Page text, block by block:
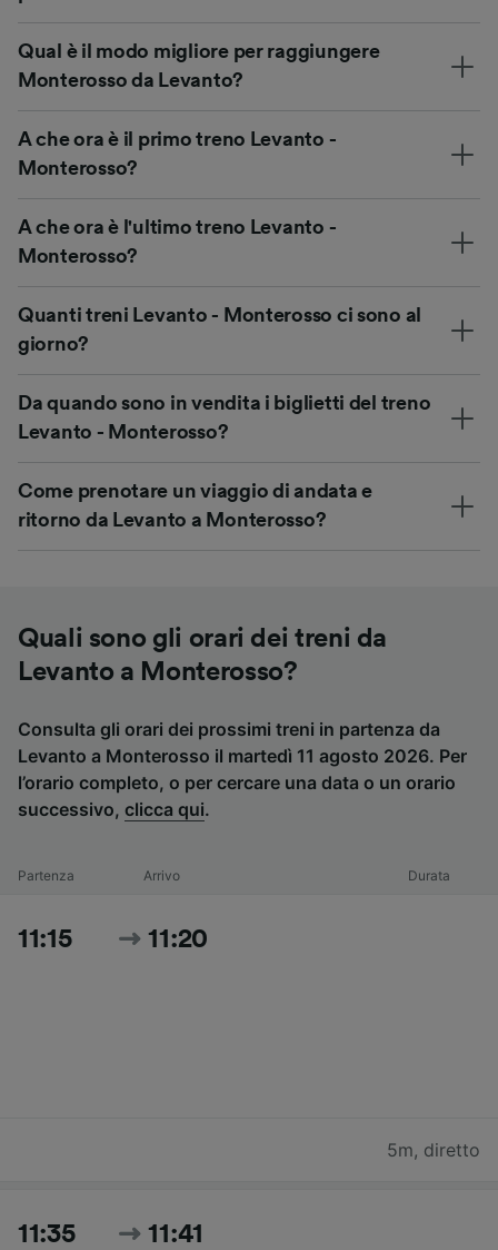
Qual è il modo migliore per raggiungere
Monterosso da Levanto?
A che ora è il primo treno Levanto -
Monterosso?
A che ora è l'ultimo treno Levanto -
Monterosso?
Quanti treni Levanto - Monterosso ci sono al
giorno?
Da quando sono in vendita i biglietti del treno
Levanto - Monterosso?
Come prenotare un viaggio di andata e
ritorno da Levanto a Monterosso?
Quali sono gli orari dei treni da
Levanto a Monterosso?
Consulta gli orari dei prossimi treni in partenza da
Levanto a Monterosso il martedì 11 agosto 2026. Per
l’orario completo, o per cercare una data o un orario
successivo, clicca qui.
Partenza Arrivo Durata
11:15 11:20
5m, diretto
11:35 11:41